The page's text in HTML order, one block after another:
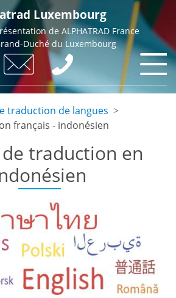
Luxembourg
de ALPHATRAD France
Duché du Luxembourg
traduction de langues
français - indonésien
traduction en